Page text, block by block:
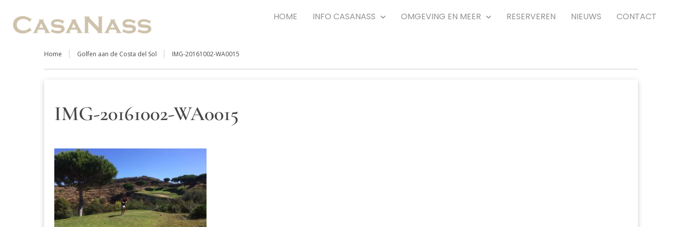
HOME INFO CASANASS OMGEVING EN MEER RESERVEREN NIEUWS CONTACT
Home Golfen aan de Costa del Sol IMG-20161002-WA0015
IMG-20161002-WA0015